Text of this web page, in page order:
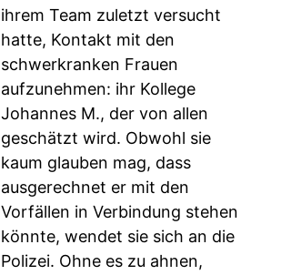
ihrem Team zuletzt versucht
hatte, Kontakt mit den
schwerkranken Frauen
aufzunehmen: ihr Kollege
Johannes M., der von allen
geschätzt wird. Obwohl sie
kaum glauben mag, dass
ausgerechnet er mit den
Vorfällen in Verbindung stehen
könnte, wendet sie sich an die
Polizei. Ohne es zu ahnen,